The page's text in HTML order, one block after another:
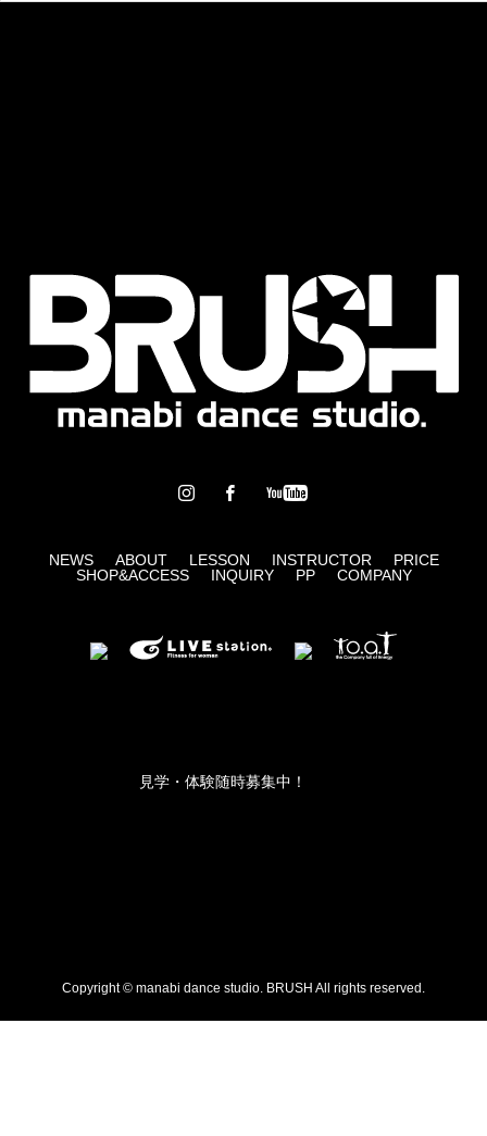
NEWS ABOUT LESSON INSTRUCTOR
PRICE
SHOP&ACCESS
INQUIRY PP COMPANY
見学・体験随時募集中！
Copyright © manabi dance studio. BRUSH All rights reserved.